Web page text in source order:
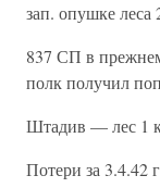
зап. опушке леса
837 СП в
полк получил
Штадив — лес 1
Потери за